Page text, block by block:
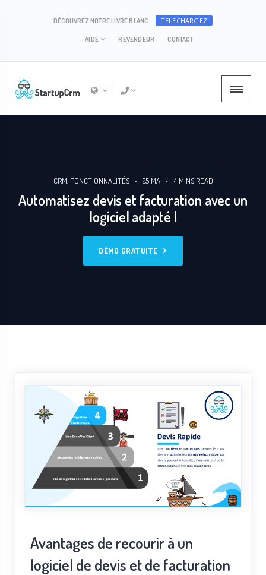
DÉCOUVREZ NOTRE LIVRE BLANC TELECHARGEZ
AIDE REVENDEUR CONTACT
CRM FONCTIONNALITÉS 25 MAI 4 MINS READ
Automatisez devis et facturation avec un
logiciel adapté !
DÉMO GRATUITE
Avantages de recourir à un
logiciel de devis et de facturation